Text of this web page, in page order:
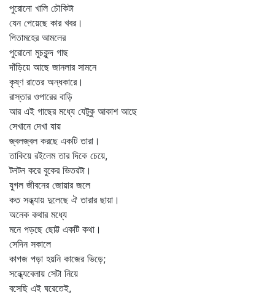
পুরোনো খালি চৌকিটা
যেন পেয়েছে কার খবর।
পিতামহের আমলের
পুরোনো মুচকুন্দ গাছ
দাঁড়িয়ে আছে জানলার সামনে
কৃষ্ণ রাতের অন্ধকারে।
রাস্তার ওপারের বাড়ি
আর এই গাছের মধ্যে যেটুকু আকাশ আছে
সেখানে দেখা যায়
জ্বলজ্বল করছে একটি তারা।
তাকিয়ে রইলেম তার দিকে চেয়ে,
টনটন করে বুকের ভিতরটা।
যুগল জীবনের জোয়ার জলে
কত সন্ধ্যায় দুলেছে ঐ তারার ছায়া।
অনেক কথার মধ্যে
মনে পড়ছে ছোট্ট একটি কথা।
সেদিন সকালে
কাগজ পড়া হয়নি কাজের ভিড়ে;
সন্ধ্যেবেলায় সেটা নিয়ে
বসেছি এই ঘরেতেই,